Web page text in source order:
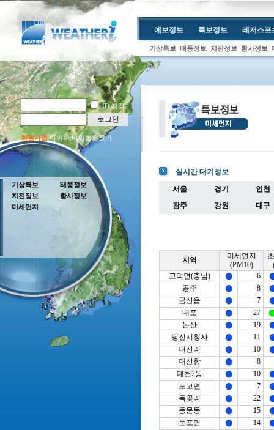
ID 저장
로그인
회원가입아이디/비밀번호찾기
예보정보 특보정보 레저스포
기상특보 태풍정보 지진정보 황사정보
기상특보
지진정보
미세먼지
태풍정보
황사정보
실시간 대기정보
서울
경기
인천
광주
강원 대구
지역
미세먼지
(PM10)
고덕면(충남)
6
공주
8
금산읍
7
내포
27
논산
19
당진시청사
11
대산리
10
대산항
8
대천2동
10
도고면
7
독곶리
22
동문동
15
둔포면
14